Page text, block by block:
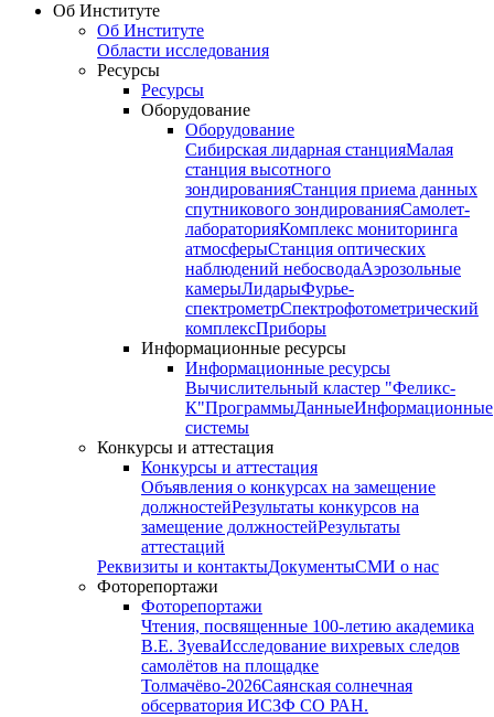
Об Институте
Об Институте
Области исследования
Ресурсы
Ресурсы
Оборудование
Оборудование
Сибирская лидарная станцияМалая
станция высотного
зондированияСтанция приема данных
спутникового зондированияСамолет-
лабораторияКомплекс мониторинга
атмосферыСтанция оптических
наблюдений небосводаАэрозольные
камерыЛидарыФурье-
спектрометрСпектрофотометрический
комплексПриборы
Информационные ресурсы
Информационные ресурсы
Вычислительный кластер "Феликс-
К"ПрограммыДанныеИнформационные
системы
Конкурсы и аттестация
Конкурсы и аттестация
Объявления о конкурсах на замещение
должностейРезультаты конкурсов на
замещение должностейРезультаты
аттестаций
Реквизиты и контактыДокументыСМИ о нас
Фоторепортажи
Фоторепортажи
Чтения, посвященные 100-летию академика
В.Е. ЗуеваИсследование вихревых следов
самолётов на площадке
Толмачёво-2026Саянская солнечная
обсерватория ИСЗФ СО РАН.